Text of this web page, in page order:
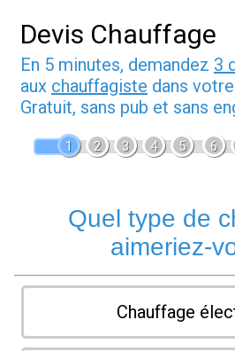
Devis Chauffage
En 5 minutes, demandez 3
aux chauffagiste dans
Gratuit, sans pub et sans
1 2 3 4 5 6
Quel type de
aimeriez-
Chauffage